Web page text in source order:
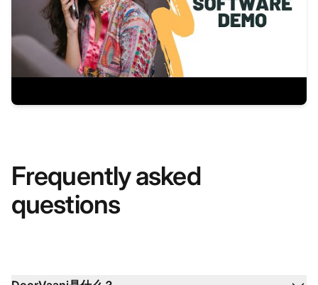
Frequently asked
questions